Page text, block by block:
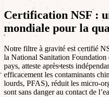
Certification NSF :
mondiale pour la
Notre filtre à gravité est certifié
la National Sanitation Foundation
pays, atteste après tests
efficacement les contaminants
lourds, PFAS), réduit les micro-
sont sans danger au contact de